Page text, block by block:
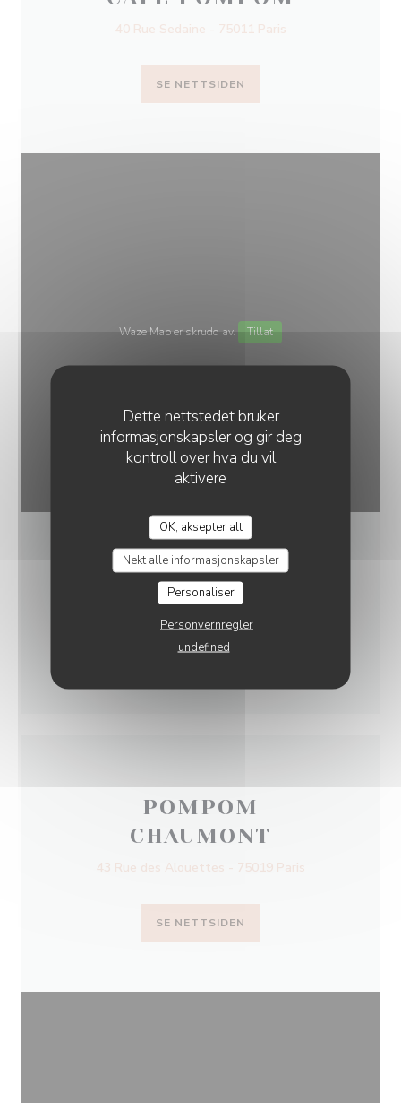
Dette nettstedet bruker
informasjonskapsler og gir deg
kontroll over hva du vil
aktivere
OK, aksepter alt
Nekt alle informasjonskapsler
Personaliser
Personvernregler
undefined
40 Rue Sedaine - 75011 Paris
SE NETTSIDEN
Waze Map er skrudd av. Tillat
POMPOM
CHAUMONT
43 Rue des Alouettes - 75019 Paris
SE NETTSIDEN
POMPOM COSY